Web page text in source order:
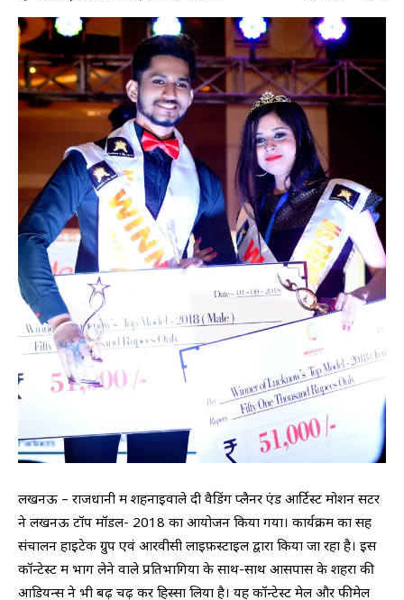
लखनऊ – राजधानी में शहनाइवाले दी वैडिंग प्लैनर एंड आर्टिस्ट मोशन सेंटर
ने लखनऊ टॉप मॉडल- 2018 का आयोजन किया गया। कार्यक्रम का सह
संचालन हाइटेक ग्रुप एवं आरवीसी लाइफ़स्टाइल द्वारा किया जा रहा है। इस
कॉन्टेस्ट में भाग लेने वाले प्रतिभागियों के साथ-साथ आसपास के शहरों की
आडियन्स ने भी बढ़ चढ़ कर हिस्सा लिया है। यह कॉन्टेस्ट मेल और फीमेल